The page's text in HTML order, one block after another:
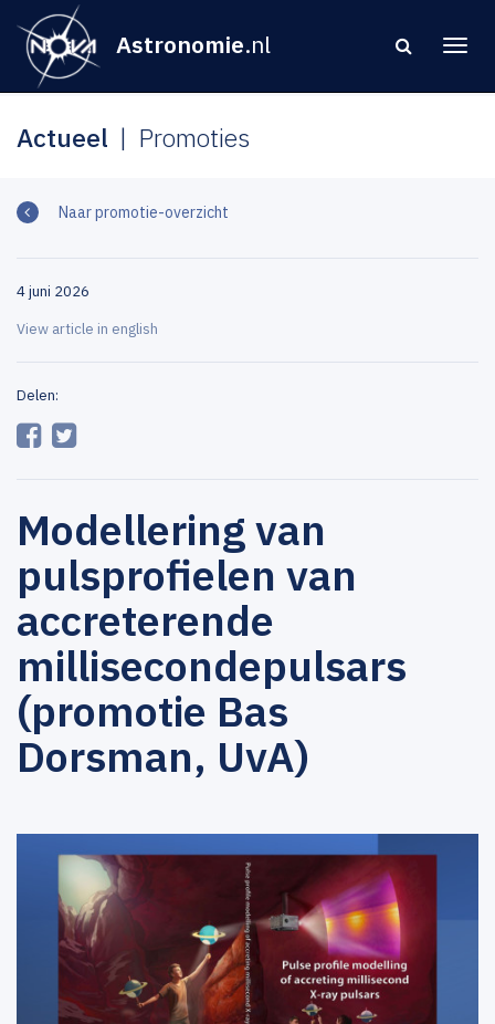
Astronomie.nl
Actueel Promoties
Naar promotie-overzicht
4 juni 2026
View article in english
Delen:
Modellering van
pulsprofielen van
accreterende
millisecondepulsars
(promotie Bas
Dorsman, UvA)